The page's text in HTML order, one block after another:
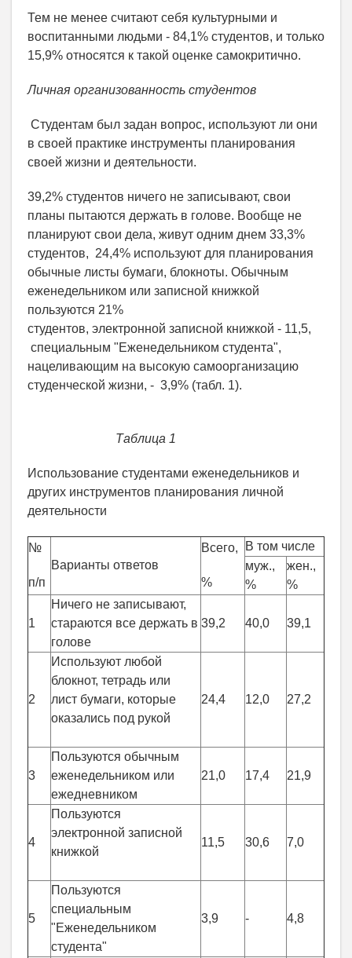
Тем не менее считают себя культурными и
воспитанными людьми - 84,1% студентов, и только
15,9% относятся к такой оценке самокритично.
Личная организованность студентов
Студентам был задан вопрос, используют ли они
в своей практике инструменты планирования
своей жизни и деятельности.
39,2% студентов ничего не записывают, свои
планы пытаются держать в голове. Вообще не
планируют свои дела, живут одним днем 33,3%
студентов, 24,4% используют для планирования
обычные листы бумаги, блокноты. Обычным
еженедельником или записной книжкой
пользуются 21%
студентов, электронной записной книжкой - 11,5,
специальным "Еженедельником студента",
нацеливающим на высокую самоорганизацию
студенческой жизни, - 3,9% (табл. 1).
Таблица 1
Использование студентами еженедельников и
других инструментов планирования личной
деятельности
№
п/п
Варианты ответов
Всего,
%
В том числе
муж.,
%
жен.,
%
1
Ничего не записывают,
стараются все держать в
голове
39,2 40,0 39,1
2
Используют любой
блокнот, тетрадь или
лист бумаги, которые
оказались под рукой
24,4 12,0 27,2
3
Пользуются обычным
еженедельником или
ежедневником
21,0 17,4 21,9
4
Пользуются
электронной записной
книжкой
11,5 30,6 7,0
5
Пользуются
специальным
"Еженедельником
студента"
3,9 - 4,8